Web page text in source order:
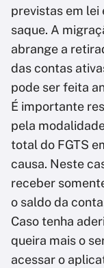
previstas em lei
saque. A
abrange a
das contas
pode ser feita
É importante
pela
total do FGTS
causa. Neste
receber
o saldo da
Caso tenha
queira mais o
acessar o